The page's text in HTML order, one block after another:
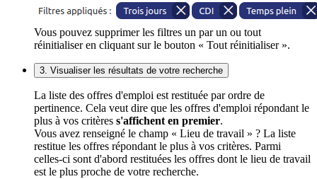
Vous pouvez supprimer les filtres un par un ou tout
réinitialiser en cliquant sur le bouton « Tout réinitialiser ».
3. Visualiser les résultats de votre recherche
La liste des offres d'emploi est restituée par ordre de
pertinence. Cela veut dire que les offres d'emploi répondant le
plus à vos critères s'affichent en premier.
Vous avez renseigné le champ « Lieu de travail » ? La liste
restitue les offres répondant le plus à vos critères. Parmi
celles-ci sont d'abord restituées les offres dont le lieu de travail
est le plus proche de votre recherche.